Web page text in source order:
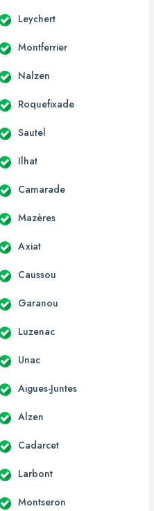
Leychert
Montferrier
Nalzen
Roquefixade
Sautel
Ilhat
Camarade
Mazères
Axiat
Caussou
Garanou
Luzenac
Unac
Aigues-Juntes
Alzen
Cadarcet
Larbont
Montseron